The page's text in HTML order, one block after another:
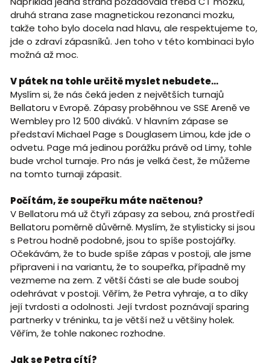
druhá strana zase magnetickou rezonanci mozku,
takže toho bylo docela nad hlavu, ale respektujeme to,
jde o zdraví zápasníků. Jen toho v této kombinaci bylo
možná až moc.
V pátek na tohle určitě myslet nebudete…
Myslím si, že nás čeká jeden z největších turnajů
Bellatoru v Evropě. Zápasy proběhnou ve SSE Areně ve
Wembley pro 12 500 diváků. V hlavním zápase se
představí Michael Page s Douglasem Limou, kde jde o
odvetu. Page má jedinou porážku právě od Limy, tohle
bude vrchol turnaje. Pro nás je velká čest, že můžeme
na tomto turnaji zápasit.
Počítám, že soupeřku máte načtenou?
V Bellatoru má už čtyři zápasy za sebou, zná prostředí
Bellatoru poměrně důvěrně. Myslím, že stylisticky si jsou
s Petrou hodně podobné, jsou to spíše postojářky.
Očekávám, že to bude spíše zápas v postoji, ale jsme
připraveni i na variantu, že to soupeřka, případně my
vezmeme na zem. Z větší části se ale bude souboj
odehrávat v postoji. Věřím, že Petra vyhraje, a to díky
její tvrdosti a odolnosti. Její tvrdost poznávají sparing
partnerky v tréninku, ta je větší než u většiny holek.
Věřím, že tohle nakonec rozhodne.
Jak se Petra cítí?